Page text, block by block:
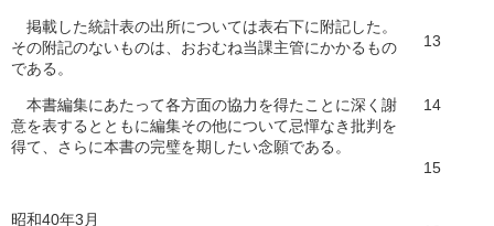
掲載した統計表の出所については表右下に附記した。
その附記のないものは、おおむね当課主管にかかるもの
である。
本書編集にあたって各方面の協力を得たことに深く謝
意を表するとともに編集その他について忌憚なき批判を
得て、さらに本書の完璧を期したい念願である。
昭和40年3月
13
14
15